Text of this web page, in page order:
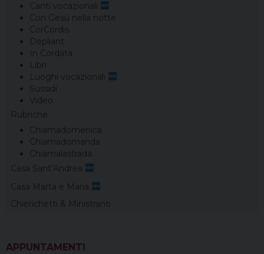
Canti vocazionali
Con Gesù nella notte
CorCordis
Depliant
In Cordata
Libri
Luoghi vocazionali
Sussidi
Video
Rubriche
Chiamadomenica
Chiamadomanda
Chiamalastrada
Casa Sant’Andrea
Casa Marta e Maria
Chierichetti & Ministranti
APPUNTAMENTI